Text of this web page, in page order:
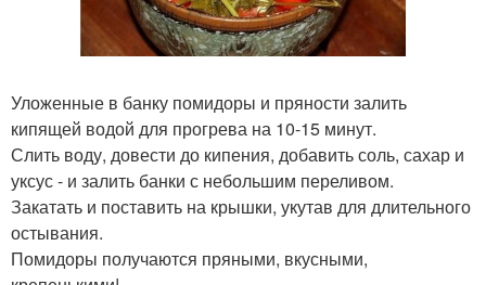
Уложенные в банку помидоры и пряности залить
кипящей водой для прогрева на 10-15 минут.
Слить воду, довести до кипения, добавить соль, сахар и
уксус - и залить банки с небольшим переливом.
Закатать и поставить на крышки, укутав для длительного
остывания.
Помидоры получаются пряными, вкусными,